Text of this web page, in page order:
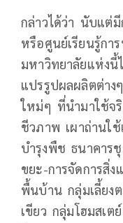
กล่าวได้ว่า นับแต่
หรือศูนย์เรียนรู้กา
มหาวิทยาลัยแห่งนี้
แปรรูปผลผลิตต่าง
ใหม่ๆ ที่นำมาใช้จ
ชีวภาพ เผาถ่านใ
บำรุงพืช ธนาคาร
ขยะ-การจัดการสิ่
พื้นบ้าน กลุ่มเลี้ยง
เขียว กลุ่มโฮมสเ